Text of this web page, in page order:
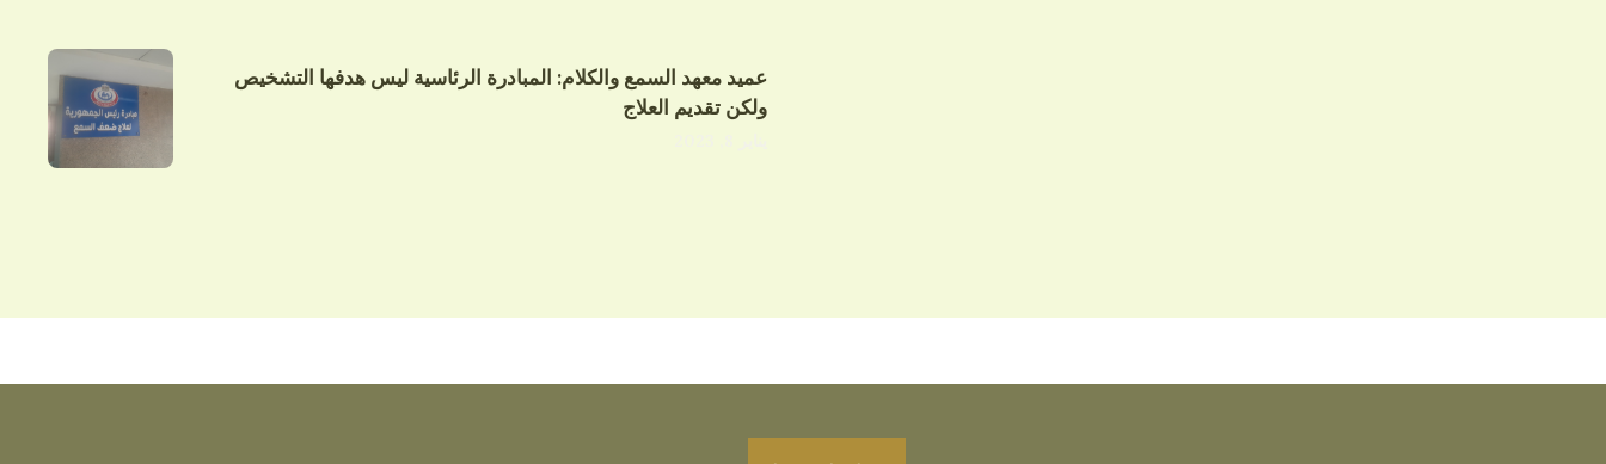
عميد معهد السمع والكلام: المبادرة الرئاسية ليس هدفها التشخيص
ولكن تقديم العلاج